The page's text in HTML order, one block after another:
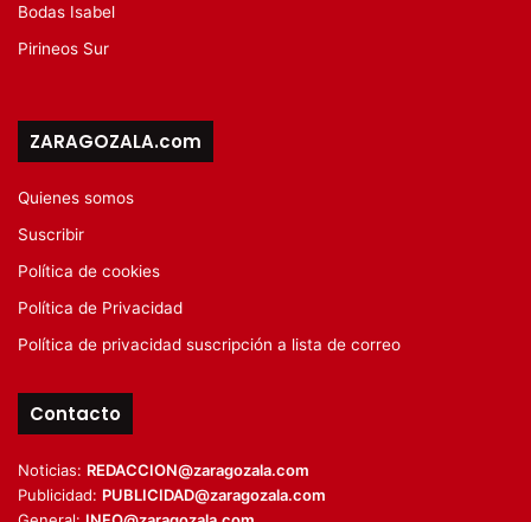
Bodas Isabel
Pirineos Sur
ZARAGOZALA.com
Quienes somos
Suscribir
Política de cookies
Política de Privacidad
Política de privacidad suscripción a lista de correo
Contacto
Noticias: REDACCION@zaragozala.com
Publicidad: PUBLICIDAD@zaragozala.com